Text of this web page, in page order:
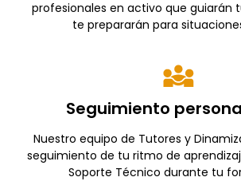
profesionales en activo que guiarán
te prepararán para
Seguimiento
Nuestro equipo de Tutores y
seguimiento de tu ritmo de
Soporte Técnico durante tu